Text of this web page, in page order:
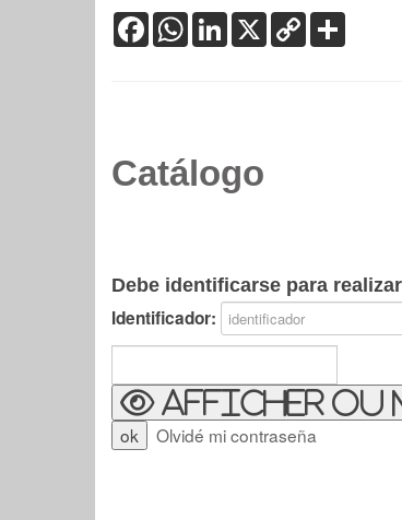
FacebookWhatsApp
LinkedIn
X Copy
Link
Catálogo
Debe identificarse para
Identificador:
Afficher ou
Olvidé mi contraseña